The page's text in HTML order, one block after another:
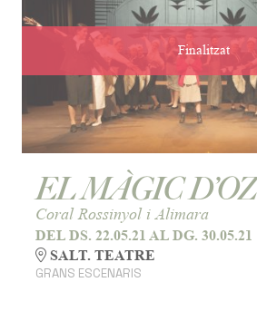
Finalitzat
EL MÀGIC D’OZ
Coral Rossinyol i Alimara
DEL DS. 22.05.21 AL DG. 30.05.21
SALT. TEATRE
GRANS ESCENARIS